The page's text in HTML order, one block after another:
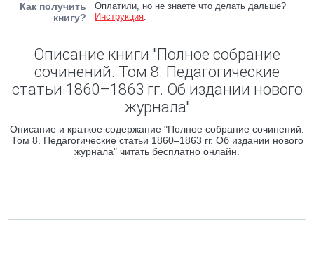
Как получить
книгу?
Оплатили, но не знаете что делать дальше?
Инструкция.
Описание книги "Полное собрание
сочинений. Том 8. Педагогические
статьи 1860–1863 гг. Об издании нового
журнала"
Описание и краткое содержание "Полное собрание сочинений.
Том 8. Педагогические статьи 1860–1863 гг. Об издании нового
журнала" читать бесплатно онлайн.